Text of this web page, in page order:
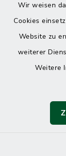
Wir weisen
Cookies
Website zu
weiterer
Weitere